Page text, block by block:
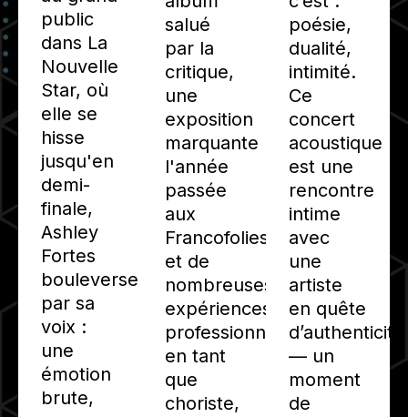
public
dans La
Nouvelle
Star, où
elle se
hisse
jusqu'en
demi-
finale,
Ashley
Fortes
bouleverse
par sa
voix :
une
émotion
brute,
salué
par la
critique,
une
exposition
marquante
l'année
passée
aux
Francofolies
et de
nombreuses
expériences
professionnelles
en tant
que
choriste,
poésie,
dualité,
intimité.
Ce
concert
acoustique
est une
rencontre
intime
avec
une
artiste
en quête
d’authenticité
— un
moment
de